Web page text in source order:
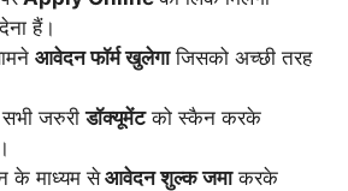
हैं।
आवेदन फॉर्म खुलेगाजिसको अच्छी तरह
सभी जरुरीडॉक्यूमेंटको स्कैन करके
के माध्यम सेआवेदन शुल्क जमाकरके